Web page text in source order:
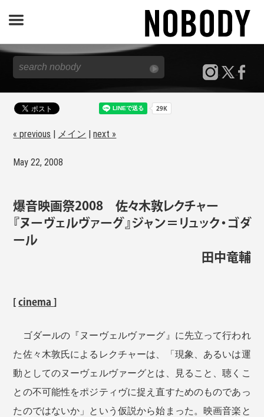
JOURNAL
SPECIAL
REPORT
NOBODY STORE
« previous メイン |next »
May 22, 2008
爆音映画祭2008 佐々木敦レクチャー
『ヌーヴェルヴァーグ』ジャン＝リュック・ゴダ
ール
田中竜輔
[cinema]
ゴダールの『ヌーヴェルヴァーグ』に先立って行われ
た佐々木敦氏によるレクチャーは、「現象、あるいは運
動としてのヌーヴェルヴァーグとは、見ること、聴くこ
との不可能性をポジティヴに捉え直すためのものであっ
たのではないか」という仮説から始まった。映画音楽と